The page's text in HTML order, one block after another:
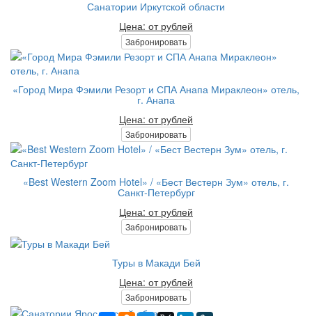
Санатории Иркутской области
Цена: от рублей
Забронировать
«Город Мира Фэмили Резорт и СПА Анапа Мираклеон» отель,
г. Анапа
Цена: от рублей
Забронировать
«Best Western Zoom Hotel» / «Бест Вестерн Зум» отель, г.
Санкт-Петербург
Цена: от рублей
Забронировать
Туры в Макади Бей
Цена: от рублей
Забронировать